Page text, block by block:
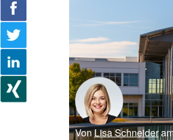
VonLisa Schneider